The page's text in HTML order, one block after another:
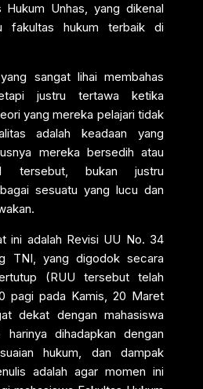
Unhas, yang dikenal
fakultas hukum terbaik di
sangat lihai membahas
justru tertawa ketika
yang mereka pelajari tidak
adalah keadaan yang
mereka bersedih atau
tersebut, bukan justru
sesuatu yang lucu dan
ini adalah Revisi UU No. 34
TNI, yang digodok secara
(RUU tersebut telah
pagi pada Kamis, 20 Maret
dekat dengan mahasiswa
dihadapkan dengan
hukum, dan dampak
adalah agar momen ini